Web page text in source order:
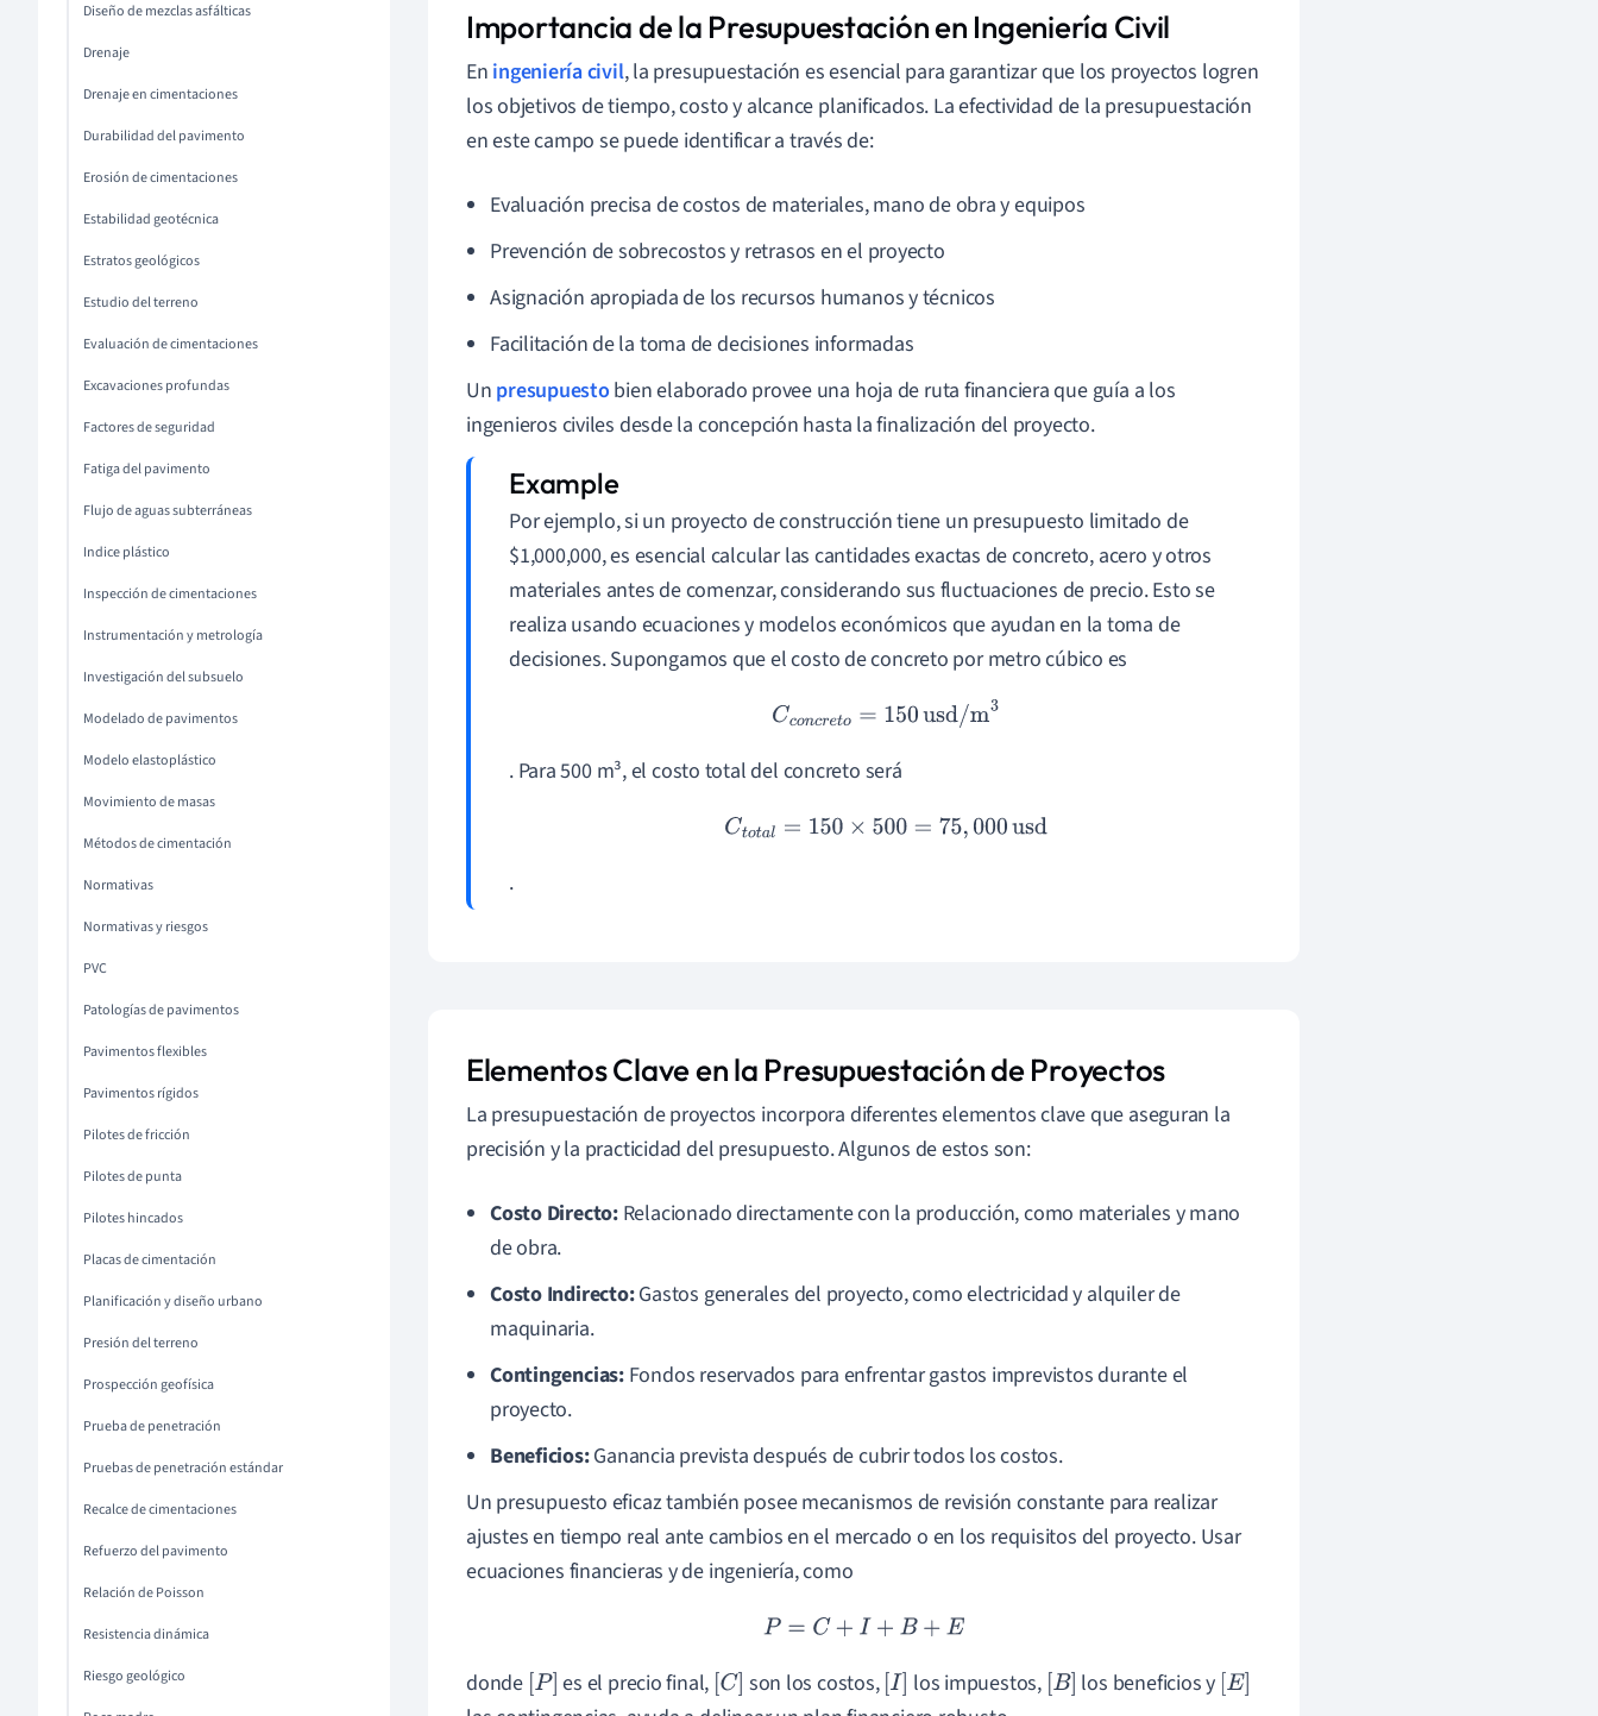
Diseño de mezclas asfálticas
Drenaje
Drenaje en cimentaciones
Durabilidad del pavimento
Erosión de cimentaciones
Estabilidad geotécnica
Estratos geológicos
Estudio del terreno
Evaluación de cimentaciones
Excavaciones profundas
Factores de seguridad
Fatiga del pavimento
Flujo de aguas subterráneas
Indice plástico
Inspección de cimentaciones
Instrumentación y metrología
Investigación del subsuelo
Modelado de pavimentos
Modelo elastoplástico
Movimiento de masas
Métodos de cimentación
Normativas
Normativas y riesgos
PVC
Patologías de pavimentos
Pavimentos flexibles
Pavimentos rígidos
Pilotes de fricción
Pilotes de punta
Pilotes hincados
Placas de cimentación
Planificación y diseño urbano
Presión del terreno
Prospección geofísica
Prueba de penetración
Pruebas de penetración estándar
Recalce de cimentaciones
Refuerzo del pavimento
Relación de Poisson
Resistencia dinámica
Riesgo geológico
Importancia de la Presupuestación en Ingeniería Civil
En ingeniería civil, la presupuestación es esencial para garantizar que los proyectos logren
los objetivos de tiempo, costo y alcance planificados. La efectividad de la presupuestación
en este campo se puede identificar a través de:
Evaluación precisa de costos de materiales, mano de obra y equipos
Prevención de sobrecostos y retrasos en el proyecto
Asignación apropiada de los recursos humanos y técnicos
Facilitación de la toma de decisiones informadas
Un presupuestobien elaborado provee una hoja de ruta financiera que guía a los
ingenieros civiles desde la concepción hasta la finalización del proyecto.
Por ejemplo, si un proyecto de construcción tiene un presupuesto limitado de
$1,000,000, es esencial calcular las cantidades exactas de concreto, acero y otros
materiales antes de comenzar, considerando sus fluctuaciones de precio. Esto se
realiza usando ecuaciones y modelos económicos que ayudan en la toma de
decisiones. Supongamos que el costo de concreto por metro cúbico es
Cconcre to=150usd/m3
. Para 500 m³, el costo total del concreto será
C tot al=150× 500= 75 ,000 usd
.
Elementos Clave en la Presupuestación de Proyectos
La presupuestación de proyectos incorpora diferentes elementos clave que aseguran la
precisión y la practicidad del presupuesto. Algunos de estos son:
Costo Directo:Relacionado directamente con la producción, como materiales y mano
de obra.
Costo Indirecto:Gastos generales del proyecto, como electricidad y alquiler de
maquinaria.
Contingencias:Fondos reservados para enfrentar gastos imprevistos durante el
proyecto.
Beneficios:Ganancia prevista después de cubrir todos los costos.
Un presupuesto eficaz también posee mecanismos de revisión constante para realizar
ajustes en tiempo real ante cambios en el mercado o en los requisitos del proyecto. Usar
ecuaciones financieras y de ingeniería, como
P=C+I+ B+E
donde [P] es el precio final, [C] son los costos, [I] los impuestos, [B] los beneficios y [E]